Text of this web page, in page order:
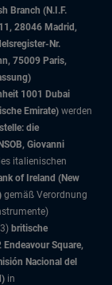
Branch (N.I.F.
28046 Madrid,
Nr.
75009 Paris,
1001 Dubai
Emirate) werden
die
Giovanni
italienischen
of Ireland (New
gemäß Verordnung
britische
Square,
Nacional del
in